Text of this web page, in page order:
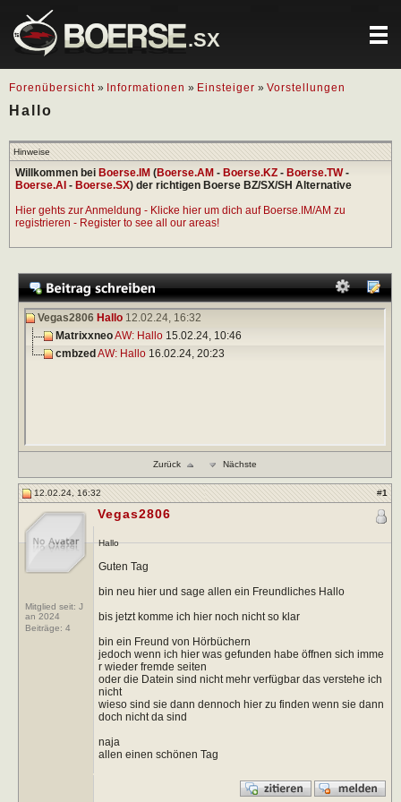
.SX
Forenübersicht » Informationen » Einsteiger » Vorstellungen
Hallo
Hinweise
Willkommen bei Boerse.IM (Boerse.AM - Boerse.KZ - Boerse.TW-
Boerse.AI - Boerse.SX) der richtigen Boerse BZ/SX/SH Alternative
Hier gehts zur Anmeldung - Klicke hier um dich auf Boerse.IM/AM zu
registrieren - Register to see all our areas!
Vegas2806 Hallo 12.02.24, 16:32
MatrixxneoAW: Hallo 15.02.24, 10:46
cmbzedAW: Hallo 16.02.24, 20:23
Zurück Nächste
12.02.24, 16:32 #1
Mitglied seit: J
an 2024
Beiträge: 4
Vegas2806
Hallo
Guten Tag
bin neu hier und sage allen ein Freundliches Hallo
bis jetzt komme ich hier noch nicht so klar
bin ein Freund von Hörbüchern
jedoch wenn ich hier was gefunden habe öffnen sich imme
r wieder fremde seiten
oder die Datein sind nicht mehr verfügbar das verstehe ich
nicht
wieso sind sie dann dennoch hier zu finden wenn sie dann
doch nicht da sind
naja
allen einen schönen Tag